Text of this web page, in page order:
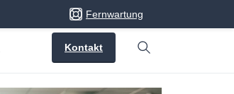
Fernwartung
Kontakt
Search